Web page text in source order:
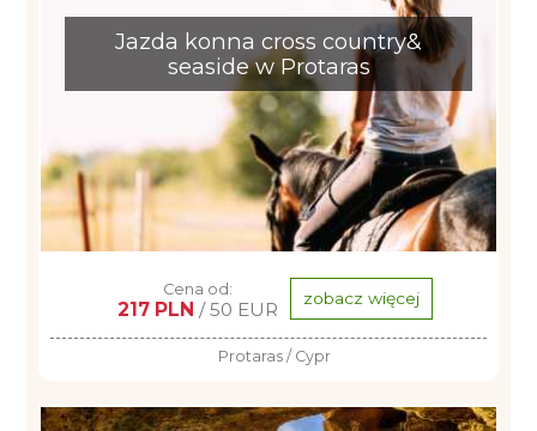
Jazda konna cross country&
seaside w Protaras
Cena od:
217 PLN / 50 EUR zobacz więcej
Protaras / Cypr